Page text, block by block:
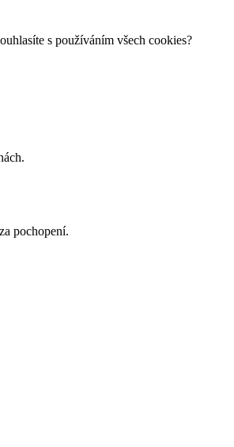
s používáním všech cookies?
pochopení.